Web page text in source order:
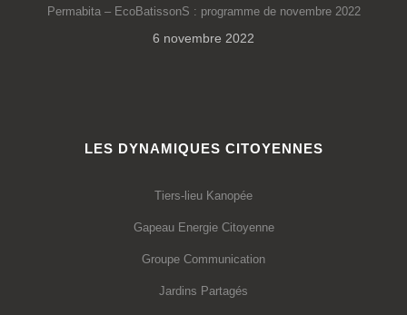
Permabita – EcoBatissonS : programme de novembre 2022
6 novembre 2022
LES DYNAMIQUES CITOYENNES
Tiers-lieu Kanopée
Gapeau Energie Citoyenne
Groupe Communication
Jardins Partagés